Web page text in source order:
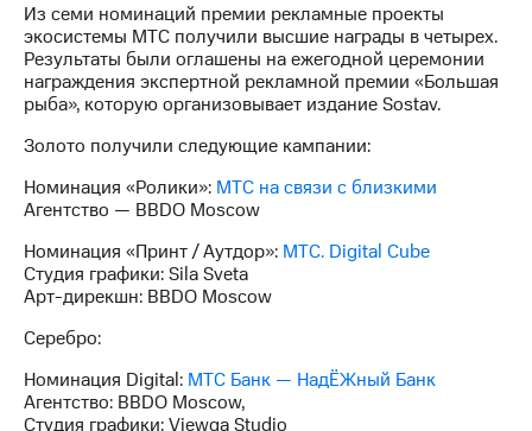
Контакты
Новости
в
Корпоративное
управление
Корпоративный
секретарь
Раскрытие
информации
Информация
акционерам
Документы
ПАО
Из семи номинаций премии рекламные проекты
экосистемы МТС получили высшие награды в четырех.
Результаты были оглашены на ежегодной церемонии
награждения экспертной рекламной премии «Большая
рыба», которую организовывает издание Sostav.
Золото получили следующие кампании:
Номинация «Ролики»: МТС на связи с близкими
Агентство — BBDO Moscow
Номинация «Принт / Аутдор»: МТС. Digital Cube
Студия графики: Sila Sveta
Арт-дирекшн: BBDO Moscow
Серебро:
Номинация Digital: МТС Банк — НадЁЖный Банк
Агентство: BBDO Moscow,
Студия графики: Viewga Studio